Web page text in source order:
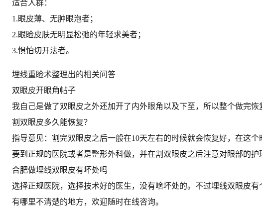
适合人群：
1.眼皮薄、无肿眼泡者；
2.眼睑皮肤无明显松弛的年轻求美者；
3.惧怕切开法者。
埋线重睑术整理出的相关问答
双眼皮开眼角帖子
我自己是做了双眼皮之外还加开了内外眼角以及下至，所以整个做完恢
割双眼皮多久能恢复？
指导意见：割完双眼皮之后一般在10天左右的时候就会恢复好，在这
要到正规的医院或者是整形外科做，并在割双眼皮之后注意对眼部的
合肥做埋线双眼皮有坏处吗
选择正规医院，选择技术好的医生，没有啥坏处的。不过埋线双眼皮
有哪里不清楚的地方，欢迎随时在线咨询。